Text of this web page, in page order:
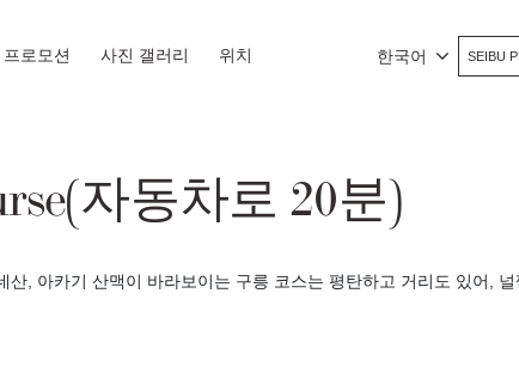
프로모션 사진 갤러리 위치 한국어 SEIBU
자동차로 20분)
, 아카기 산맥이 바라보이는 구릉 코스는 평탄하고 거리도 있어, 널